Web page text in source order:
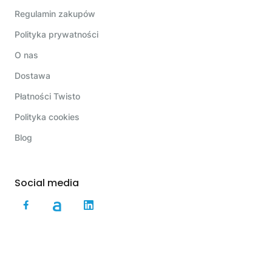
Regulamin zakupów
Polityka prywatności
O nas
Dostawa
Płatności Twisto
Polityka cookies
Blog
Social media